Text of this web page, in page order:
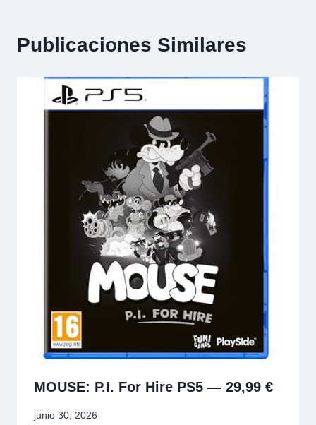
Publicaciones Similares
MOUSE: P.I. For Hire PS5 — 29,99 €
junio 30, 2026